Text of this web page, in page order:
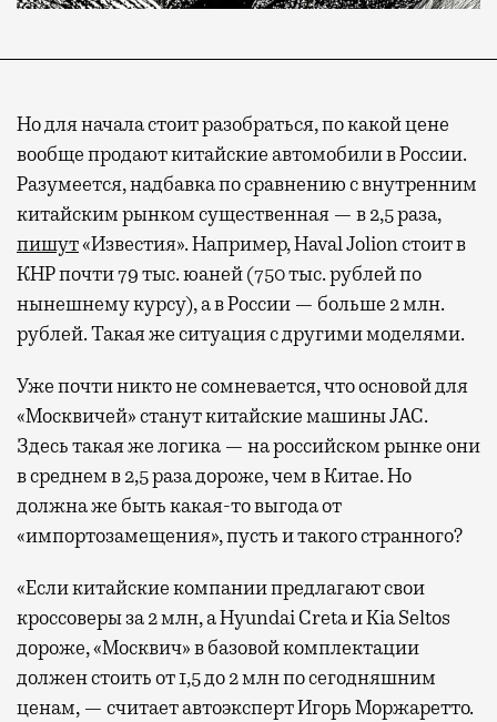
Но для начала стоит разобраться, по какой цене
вообще продают китайские автомобили в России.
Разумеется, надбавка по сравнению с внутренним
китайским рынком существенная — в 2,5 раза,
пишут«Известия». Например, Haval Jolion стоит в
КНР почти 79 тыс. юаней (750 тыс. рублей по
нынешнему курсу), а в России — больше 2 млн.
рублей. Такая же ситуация с другими моделями.
Уже почти никто не сомневается, что основой для
«Москвичей» станут китайские машины JAC.
Здесь такая же логика — на российском рынке они
в среднем в 2,5 раза дороже, чем в Китае. Но
должна же быть какая-то выгода от
«импортозамещения», пусть и такого странного?
«Если китайские компании предлагают свои
кроссоверы за 2 млн, а Hyundai Creta и Kia Seltos
дороже, «Москвич» в базовой комплектации
должен стоить от 1,5 до 2 млн по сегодняшним
ценам, — считает автоэксперт Игорь Моржаретто.